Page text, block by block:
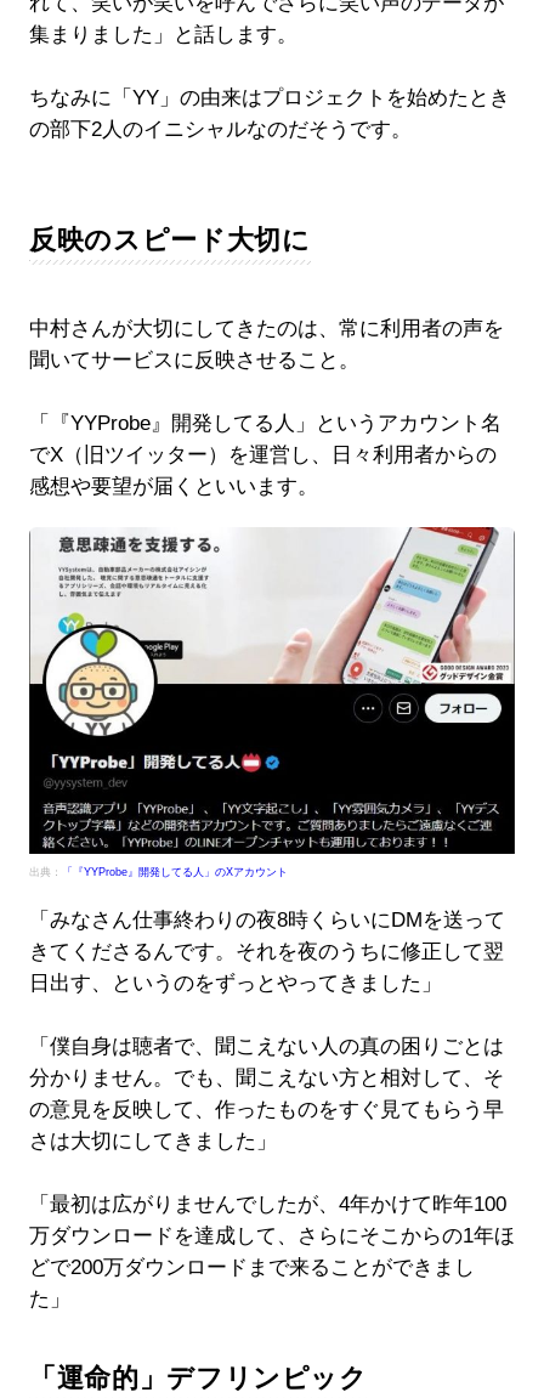
集まりました」と話します。
ちなみに「YY」の由来はプロジェクトを始めたとき
の部下2人のイニシャルなのだそうです。
反映のスピード大切に
中村さんが大切にしてきたのは、常に利用者の声を
聞いてサービスに反映させること。
「『YYProbe』開発してる人」というアカウント名
でX（旧ツイッター）を運営し、日々利用者からの
感想や要望が届くといいます。
出典： 「『YYProbe』開発してる人」のXアカウント
「みなさん仕事終わりの夜8時くらいにDMを送って
きてくださるんです。それを夜のうちに修正して翌
日出す、というのをずっとやってきました」
「僕自身は聴者で、聞こえない人の真の困りごとは
分かりません。でも、聞こえない方と相対して、そ
の意見を反映して、作ったものをすぐ見てもらう早
さは大切にしてきました」
「最初は広がりませんでしたが、4年かけて昨年100
万ダウンロードを達成して、さらにそこからの1年ほ
どで200万ダウンロードまで来ることができまし
た」
「運命的」デフリンピック